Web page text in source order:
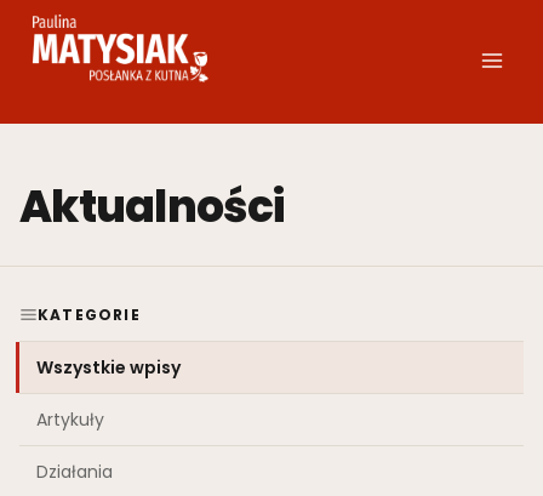
Przejdź
Aktualności
KATEGORIE
Wszystkie wpisy
Artykuły
Działania